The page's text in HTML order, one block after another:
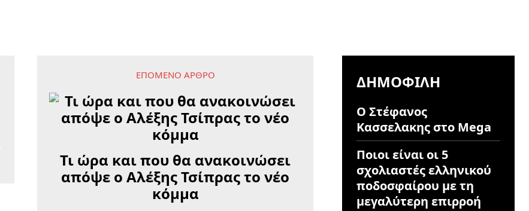
ΕΠΌΜΕΝΟ ΆΡΘΡΟ
Τι ώρα και που θα ανακοινώσει
απόψε ο Αλέξης Τσίπρας το νέο
κόμμα
ΔΗΜΟΦΙΛΉ
Ο Στέφανος
Κασσελακης στο Mega
Ποιοι είναι οι 5
σχολιαστές ελληνικού
ποδοσφαίρου με τη
μεγαλύτερη επιρροή